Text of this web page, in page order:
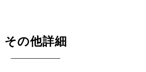
その他詳細